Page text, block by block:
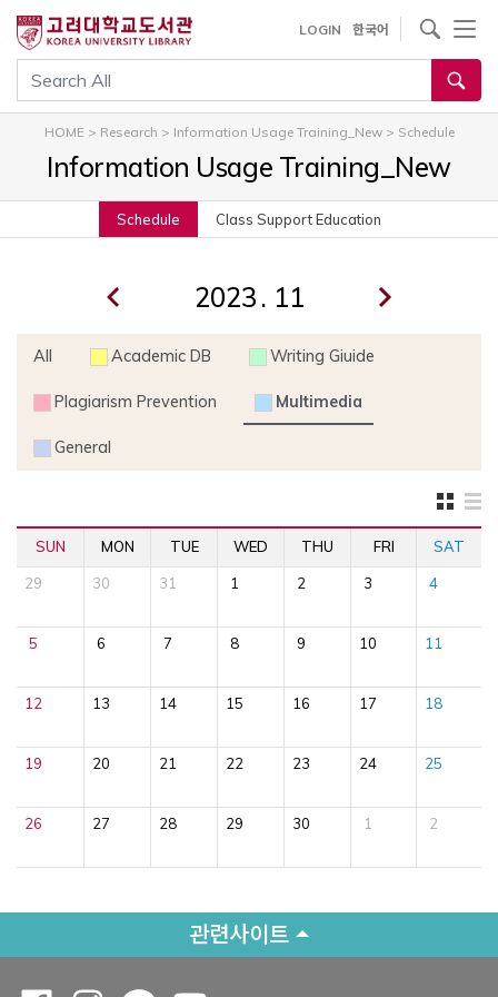
건
기
통합검색
LOGIN 한국어
사이트내 검색
HOME> Research > Information Usage Training_New> Schedule
Information Usage Training_New
Schedule Class Support Education
.
All Academic DB Writing Giuide
Plagiarism Prevention Multimedia
General
SUN MON TUE WED THU FRI SAT
29 30 31 1 2 3 4
5 6 7 8 9 10 11
12 13 14 15 16 17 18
19 20 21 22 23 24 25
26 27 28 29 30 1 2
관련사이트